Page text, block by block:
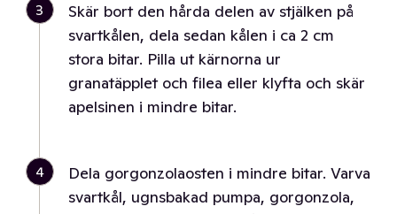
3
Skär bort den hårda delen av stjälken på
svartkålen, dela sedan kålen i ca 2 cm
stora bitar. Pilla ut kärnorna ur
granatäpplet och filea eller klyfta och skär
apelsinen i mindre bitar.
4
Dela gorgonzolaosten i mindre bitar. Varva
svartkål, ugnsbakad pumpa, gorgonzola,